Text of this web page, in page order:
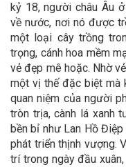
kỷ 18, người châu Âu
về nước, nơi nó được
một loại cây trồng
trọng, cánh hoa mềm
vẻ đẹp mê hoặc. Nhờ
một vị thế đặc biệt mà
quan niệm của người
tròn trịa, cành lá xanh
bền bỉ như Lan Hồ
phát triển thịnh vượng.
trí trong ngày đầu